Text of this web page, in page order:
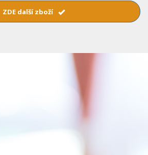
ZDE další zboží